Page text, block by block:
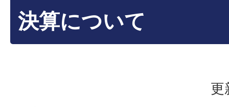
決算について
更